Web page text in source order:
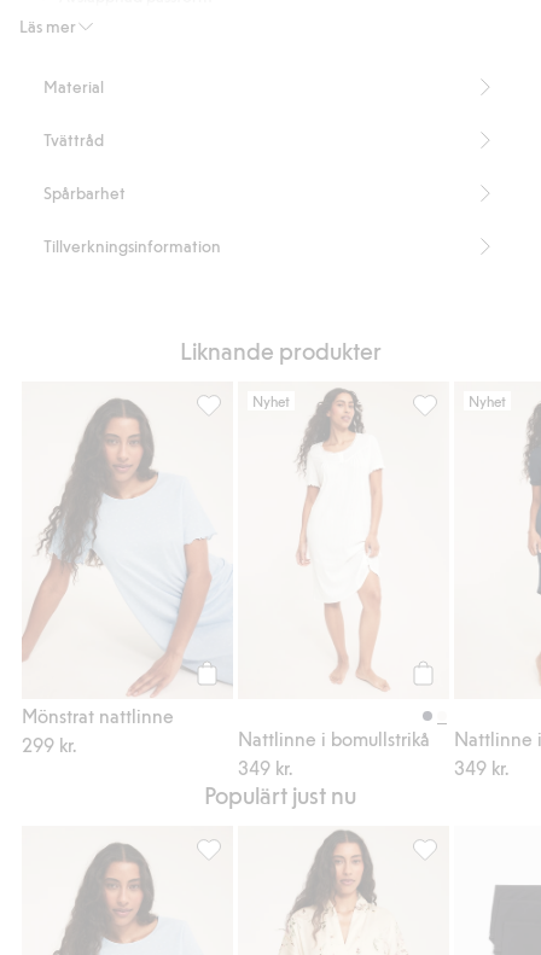
Läs merKort ärm
Material
Tvättråd
Spårbarhet
Tillverkningsinformation
Liknande produkter
Mönstrat nattlinne
299 kr.
Mönstrat nattlinne, Lägg till i favoriter
Nyhet
Nattlinne i bomullstrikå
349 kr.
Nattlinne i
Nyhet
Nattlinne
349 kr.
Populärt just nu
Mönstrat nattlinne, Lägg till i favoriter